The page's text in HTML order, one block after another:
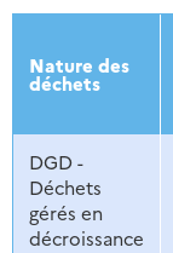
2013
Nature des
déchets
DGD -
Déchets
gérés en
décroissance